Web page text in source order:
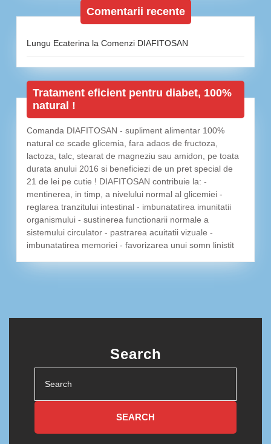
Comentarii recente
Lungu Ecaterina la Comenzi DIAFITOSAN
Tratament eficient pentru diabet, 100%
natural !
Comanda DIAFITOSAN - supliment alimentar 100%
natural ce scade glicemia, fara adaos de fructoza,
lactoza, talc, stearat de magneziu sau amidon, pe toata
durata anului 2016 si beneficiezi de un pret special de
21 de lei pe cutie ! DIAFITOSAN contribuie la: -
mentinerea, in timp, a nivelului normal al glicemiei -
reglarea tranzitului intestinal - imbunatatirea imunitatii
organismului - sustinerea functionarii normale a
sistemului circulator - pastrarea acuitatii vizuale -
imbunatatirea memoriei - favorizarea unui somn linistit
Search
for: